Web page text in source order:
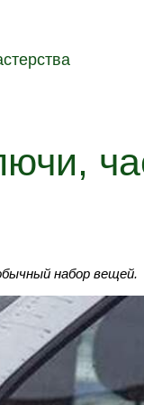
набор вещей.